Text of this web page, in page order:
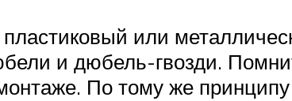
или
и дюбель-гвозди.
По тому же